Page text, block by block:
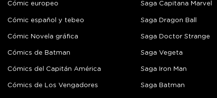
Cómic europeo
Cómic español y tebeo
Cómic Novela gráfica
Cómics de Batman
Cómics del Capitán América
Cómics de Los Vengadores
Saga Capitana Marvel
Saga Dragon Ball
Saga Doctor Strange
Saga Vegeta
Saga Iron Man
Saga Batman